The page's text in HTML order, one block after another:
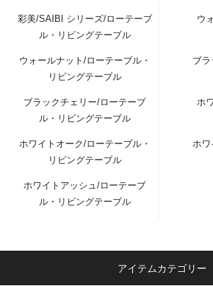
彩美/SAIBI シリーズ/ローテーブ
ル・リビングテーブル
ウ
ウォールナット/ローテーブル・
リビングテーブル
ブ
ブラックチェリー/ローテーブ
ル・リビングテーブル
ホ
ホワイトオーク/ローテーブル・
リビングテーブル
ホワ
ホワイトアッシュ/ローテーブ
ル・リビングテーブル
アイテムカテゴリー